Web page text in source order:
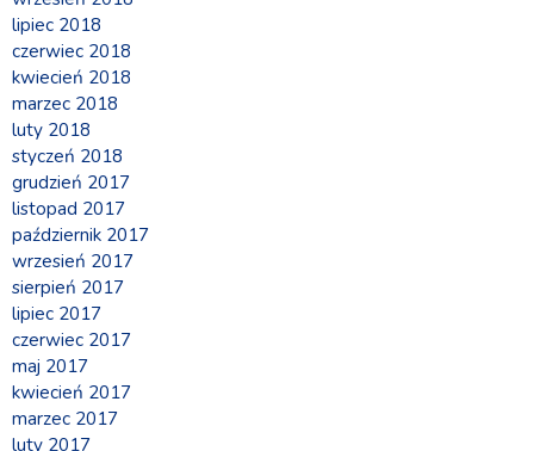
lipiec 2018
czerwiec 2018
kwiecień 2018
marzec 2018
luty 2018
styczeń 2018
grudzień 2017
listopad 2017
październik 2017
wrzesień 2017
sierpień 2017
lipiec 2017
czerwiec 2017
maj 2017
kwiecień 2017
marzec 2017
luty 2017